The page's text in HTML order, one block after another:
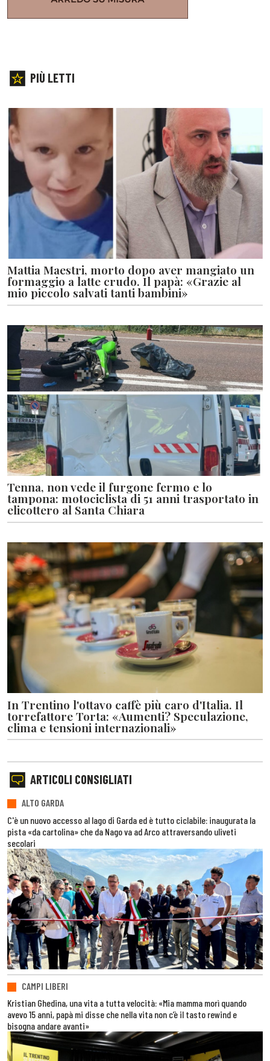
PIÙ LETTI
Mattia Maestri, morto dopo aver mangiato un
formaggio a latte crudo. Il papà: «Grazie al
mio piccolo salvati tanti bambini»
Tenna, non vede il furgone fermo e lo
tampona: motociclista di 51 anni trasportato in
elicottero al Santa Chiara
In Trentino l'ottavo caffè più caro d'Italia. Il
torrefattore Torta: «Aumenti? Speculazione,
clima e tensioni internazionali»
ARTICOLI CONSIGLIATI
ALTO GARDA
C'è un nuovo accesso al lago di Garda ed è tutto ciclabile: inaugurata la
pista «da cartolina» che da Nago va ad Arco attraversando uliveti
secolari
CAMPI LIBERI
Kristian Ghedina, una vita a tutta velocità: «Mia mamma morì quando
avevo 15 anni, papà mi disse che nella vita non c’è il tasto rewind e
bisogna andare avanti»